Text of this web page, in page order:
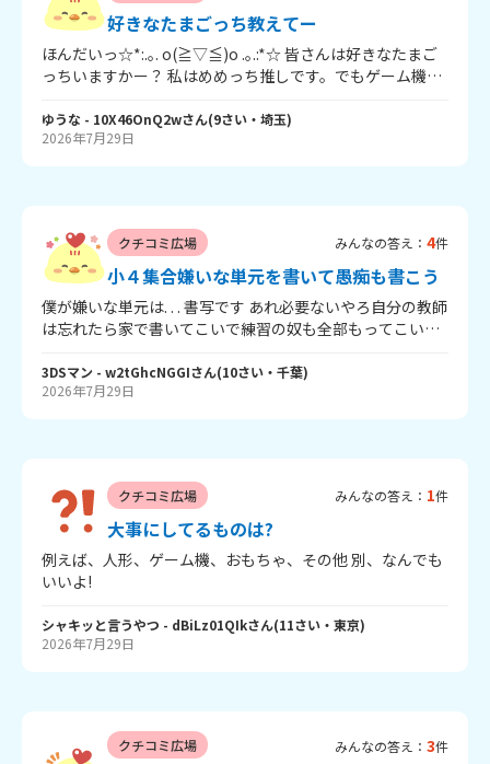
好きなたまごっち教えてー
ほんだいっ☆*:.｡. o(≧▽≦)o .｡.:*☆ 皆さんは好きなたまご
っちいますかー？ 私はめめっち推しです。でもゲーム機は
自由に語ろう！ 🍀明日もいい日でありますようにっ🍀
ゆうな - 10X46OnQ2wさん(9さい・ 埼玉)
2026年7月29日
クチコミ広場 みんなの答え： 4件
小４集合嫌いな単元を書いて愚痴も書こう
僕が嫌いな単元は. . . 書写です あれ必要ないやろ自分の教師
は忘れたら家で書いてこいで練習の奴も全部もってこいで
た
3DSマン - w2tGhcNGGIさん(10さい・ 千葉)
2026年7月29日
クチコミ広場 みんなの答え： 1件
大事にしてるものは?
例えば、人形、ゲーム機、おもちゃ、その他 別、なんでも
いいよ!
シャキッと言うやつ - dBiLz01QIkさん(11さい・ 東京)
2026年7月29日
クチコミ広場 みんなの答え： 3件